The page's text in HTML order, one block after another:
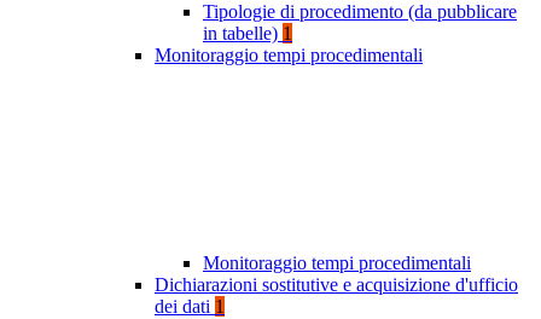
Tipologie di procedimento (da pubblicare
in tabelle) 1
Monitoraggio tempi procedimentali
Monitoraggio tempi procedimentali
Dichiarazioni sostitutive e acquisizione d'ufficio
dei dati 1